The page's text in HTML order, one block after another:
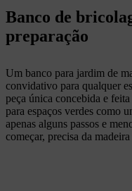
Banco de
preparação
Um banco para jardim de
convidativo para qualquer
peça única concebida e
para espaços verdes como
apenas alguns passos e
começar, precisa da